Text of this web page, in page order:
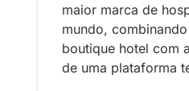
maior marca de
mundo,
boutique hotel com
de uma plataforma